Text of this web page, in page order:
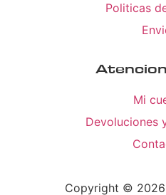
Politicas
Mi
Devoluciones
Copyright © 2026